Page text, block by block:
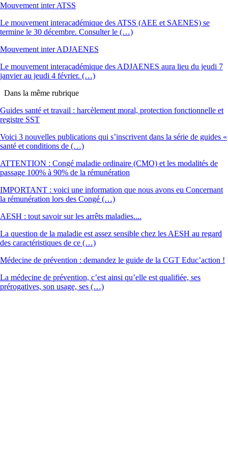
Mouvement inter ATSS
Le mouvement interacadémique des ATSS (AEE et SAENES) se
termine le 30 décembre. Consulter le (…)
Mouvement inter ADJAENES
Le mouvement interacadémique des ADJAENES aura lieu du jeudi 7
janvier au jeudi 4 février. (…)
Dans la même rubrique
Guides santé et travail : harcèlement moral, protection fonctionnelle et
registre SST
Voici 3 nouvelles publications qui s’inscrivent dans la série de guides «
santé et conditions de (…)
ATTENTION : Congé maladie ordinaire (CMO) et les modalités de
passage 100% à 90% de la rémunération
IMPORTANT : voici une information que nous avons eu Concernant
la rémunération lors des Congé (…)
AESH : tout savoir sur les arrêts maladies....
La question de la maladie est assez sensible chez les AESH au regard
des caractéristiques de ce (…)
Médecine de prévention : demandez le guide de la CGT Educ’action !
La médecine de prévention, c’est ainsi qu’elle est qualifiée, ses
prérogatives, son usage, ses (…)